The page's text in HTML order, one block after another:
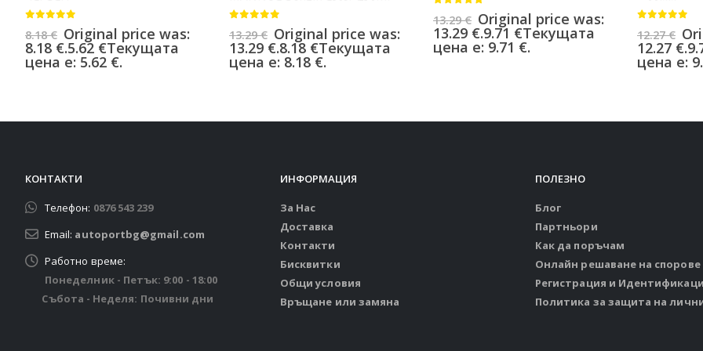
8.18€ Original price was:
8.18 €.5.62 €Текущата
цена е: 5.62 €.
13.29€ Original price was:
13.29 €.8.18 €Текущата
цена е: 8.18 €.
13.29€ Original price was:
13.29 €.9.71 €Текущата
цена е: 9.71 €.
12.27€
12.27 €.
цена е:
КОНТАКТИ
Телефон: 0876 543 239
Email: autoportbg@gmail.com
Работно време:
Понеделник - Петък: 9:00 - 18:00
Събота - Неделя: Почивни дни
ИНФОРМАЦИЯ
За Нас
Доставка
Контакти
Бисквитки
Общи условия
Връщане или замяна
ПОЛЕЗНО
Блог
Партньори
Как да поръчам
Онлайн решаване на спорове
Регистрация и
Политика за защита на